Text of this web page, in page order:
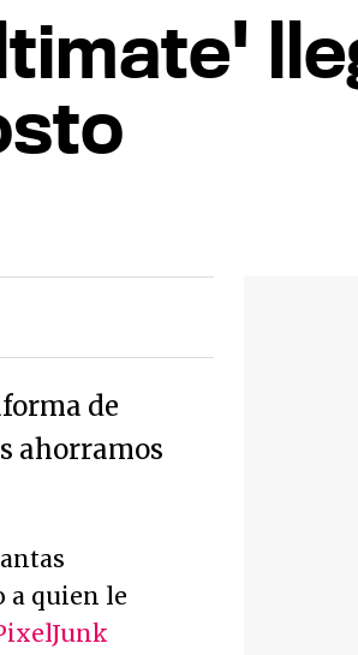
de
ahorramos
a quien le